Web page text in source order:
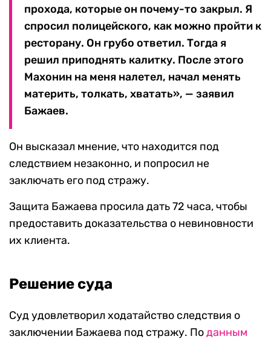
прохода, которые он почему-то закрыл. Я
спросил полицейского, как можно пройти к
ресторану. Он грубо ответил. Тогда я
решил приподнять калитку. После этого
Махонин на меня налетел, начал менять
материть, толкать, хватать», — заявил
Бажаев.
Он высказал мнение, что находится под
следствием незаконно, и попросил не
заключать его под стражу.
Защита Бажаева просила дать 72 часа, чтобы
предоставить доказательства о невиновности
их клиента.
Решение суда
Суд удовлетворил ходатайство следствия о
заключении Бажаева под стражу. Поданным